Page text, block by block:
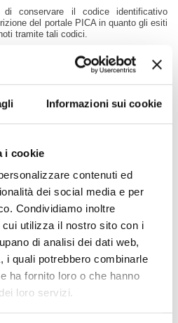
Informazioni sui cookie
i cookie
contenuti ed
dei social media e per
Condividiamo inoltre
utilizza il nostro sito con i
di analisi dei dati web,
i quali potrebbero combinarle
ha fornito loro o che hanno
loro servizi.
conservare il codice identificativo
del portale PICA in quanto gli esiti
tramite tali codici.